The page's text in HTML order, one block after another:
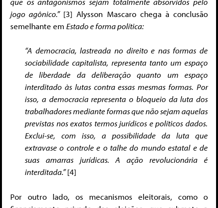
jogo agônico.” [3] Alysson Mascaro chega à conclusão
semelhante em Estado e forma política:
“A democracia, lastreada no direito e nas formas de
sociabilidade capitalista, representa tanto um espaço
de liberdade da deliberação quanto um espaço
interditado às lutas contra essas mesmas formas. Por
isso, a democracia representa o bloqueio da luta dos
trabalhadores mediante formas que não sejam aquelas
previstas nos exatos termos jurídicos e políticos dados.
Exclui-se, com isso, a possibilidade da luta que
extravase o controle e o talhe do mundo estatal e de
suas amarras jurídicas. A ação revolucionária é
interditada.”[4]
Por outro lado, os mecanismos eleitorais, como o